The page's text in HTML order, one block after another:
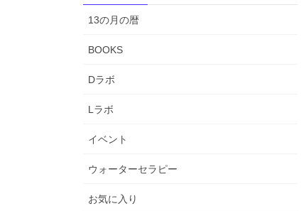
13の月の暦
BOOKS
Dラボ
Lラボ
イベント
ウォーターセラピー
お気に入り